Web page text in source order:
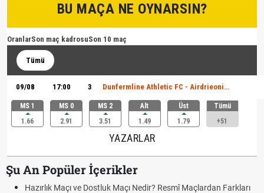
BU MAÇA NE OYNARSIN?
OranlarSon maç kadrosuSon 10 maç
Tümü
09/08 17:00 3 Dunfermline Athletic FC - Airdrieonians FC
MS 1
1.66
MS 0
2.91
MS 2
3.51
Alt
1.49
Üst
1.79
Tümü
+51
YAZARLAR
Şu An Popüler İçerikler
Hazırlık Maçı ve Dostluk Maçı Nedir? Resmî Maçlardan Farkları